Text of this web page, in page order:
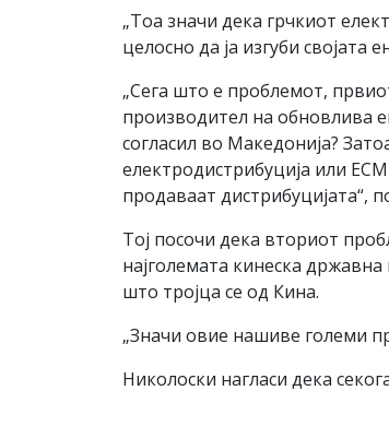
„Тоа значи дека грчкиот
целосно да ја изгуби својата
„Сега што е проблемот,
производител на обновлива
согласил во Македонија?
електродистрибуција или
продаваат дистрибуцијата“,
Тој посочи дека вториот
најголемата кинеска
што тројца се од Кина.
„Значи овие нашиве големи
Николоски нагласи дека